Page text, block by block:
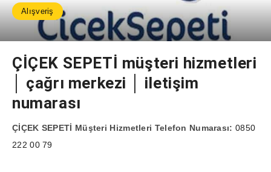
Alışveriş
ÇİÇEK SEPETİ müşteri hizmetleri
│ çağrı merkezi │ iletişim
numarası
ÇİÇEK SEPETİ Müşteri Hizmetleri Telefon Numarası: 0850
222 00 79